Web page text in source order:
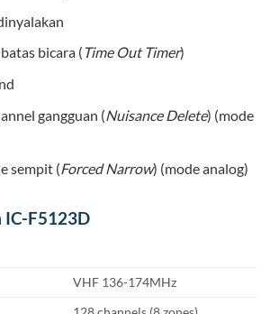
bicara ( Time Out Timer)
gangguan (Nuisance Delete) (mode
sempit (Forced Narrow) (mode analog)
IC-F5123D
VHF 136-174MHz